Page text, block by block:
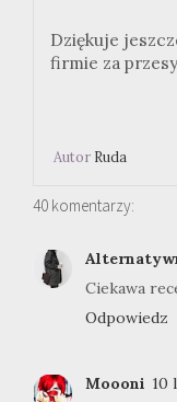
Dziękuje
firmie za
Autor Ruda
40 komentarzy:
Ciekawa
Odpowiedz
Moooni 10